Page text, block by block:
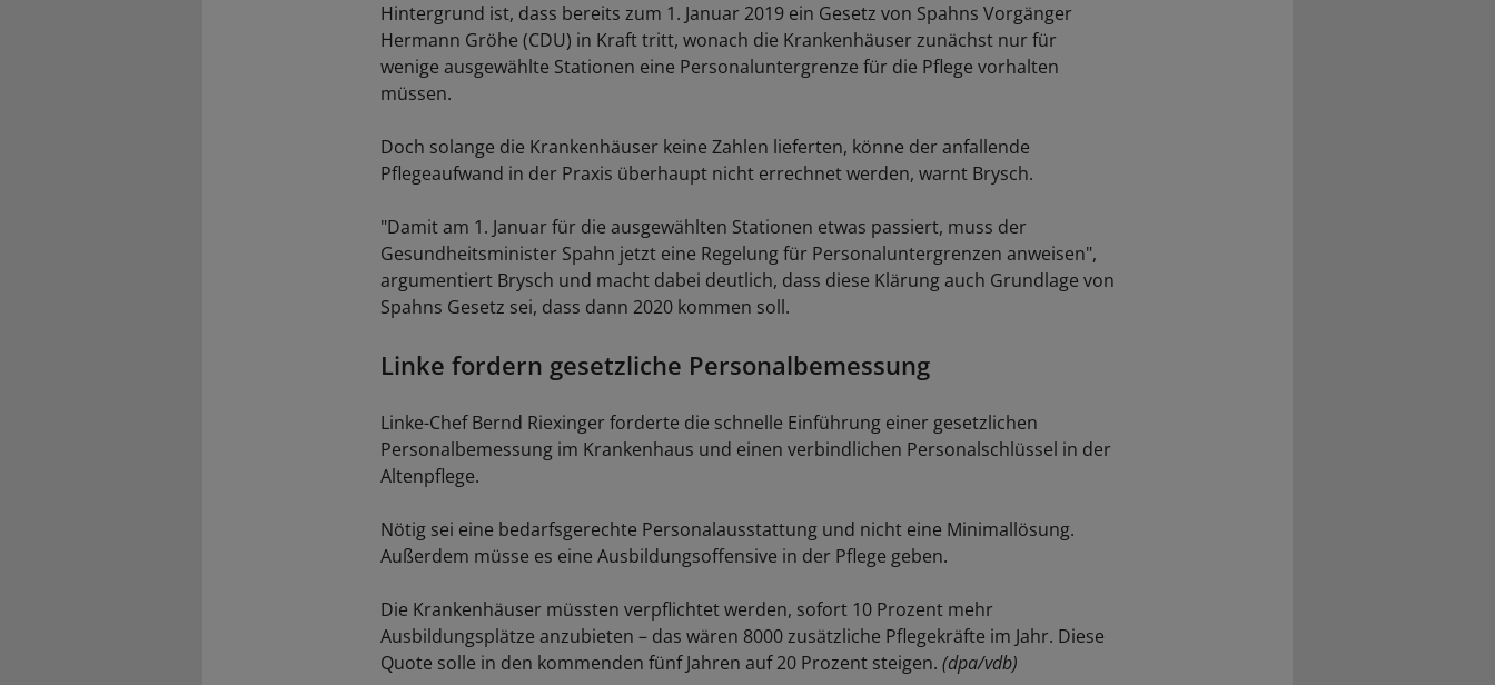
Hintergrund ist, dass bereits zum 1. Januar 2019 ein Gesetz von Spahns Vorgänger
Hermann Gröhe (CDU) in Kraft tritt, wonach die Krankenhäuser zunächst nur für
wenige ausgewählte Stationen eine Personaluntergrenze für die Pflege vorhalten
müssen.
Doch solange die Krankenhäuser keine Zahlen lieferten, könne der anfallende
Pflegeaufwand in der Praxis überhaupt nicht errechnet werden, warnt Brysch.
"Damit am 1. Januar für die ausgewählten Stationen etwas passiert, muss der
Gesundheitsminister Spahn jetzt eine Regelung für Personaluntergrenzen anweisen",
argumentiert Brysch und macht dabei deutlich, dass diese Klärung auch Grundlage von
Spahns Gesetz sei, dass dann 2020 kommen soll.
Linke fordern gesetzliche Personalbemessung
Linke-Chef Bernd Riexinger forderte die schnelle Einführung einer gesetzlichen
Personalbemessung im Krankenhaus und einen verbindlichen Personalschlüssel in der
Altenpflege.
Nötig sei eine bedarfsgerechte Personalausstattung und nicht eine Minimallösung.
Außerdem müsse es eine Ausbildungsoffensive in der Pflege geben.
Die Krankenhäuser müssten verpflichtet werden, sofort 10 Prozent mehr
Ausbildungsplätze anzubieten – das wären 8000 zusätzliche Pflegekräfte im Jahr. Diese
Quote solle in den kommenden fünf Jahren auf 20 Prozent steigen. (dpa/vdb)